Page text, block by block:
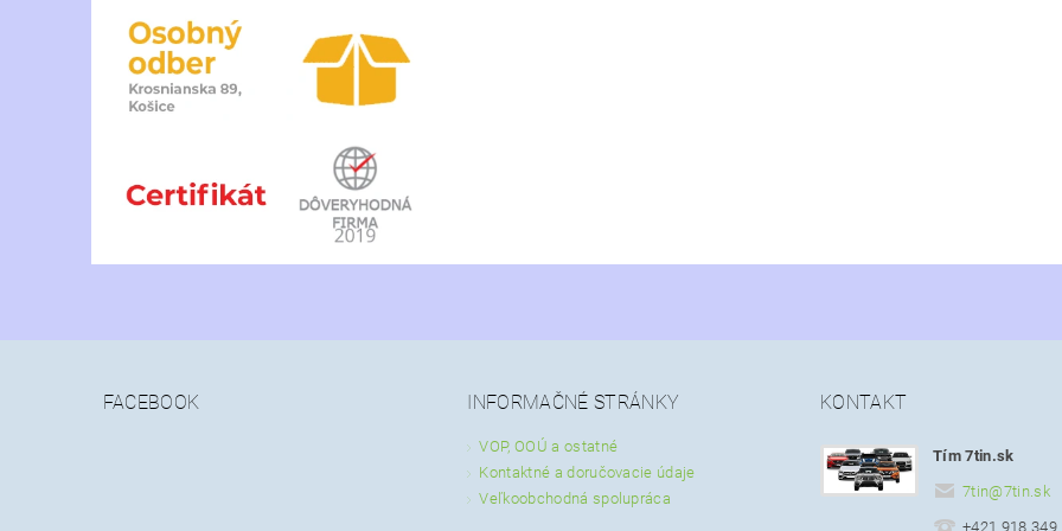
FACEBOOK INFORMAČNÉ STRÁNKY
VOP, OOÚ a ostatné
Kontaktné a doručovacie údaje
Veľkoobchodná spolupráca
KONTAKT
Tím 7tin.sk
7tin@7tin.sk
+421 918 349